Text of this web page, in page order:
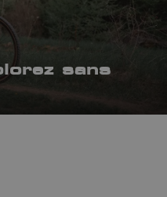
sans